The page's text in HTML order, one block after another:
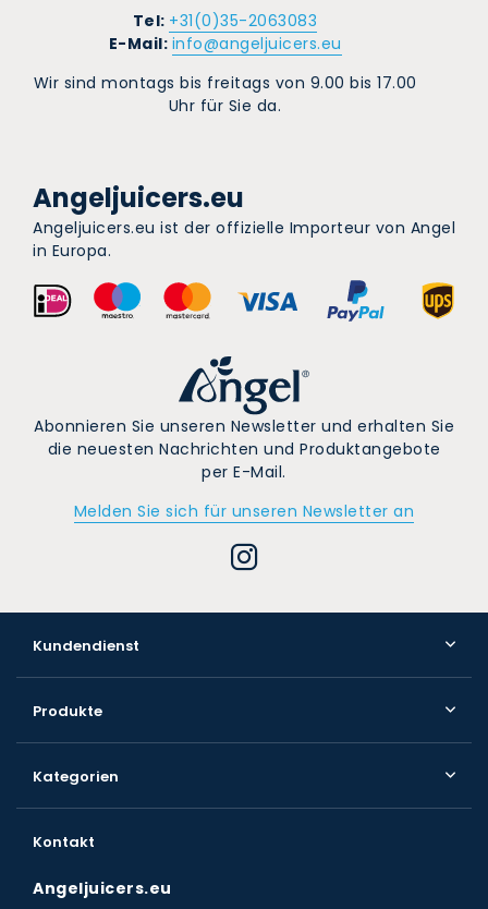
Tel: +31(0)35-2063083
E-Mail: info@angeljuicers.eu
Wir sind montags bis freitags von 9.00 bis 17.00
Uhr für Sie da.
Angeljuicers.eu
Angeljuicers.eu ist der offizielle Importeur von Angel
in Europa.
Abonnieren Sie unseren Newsletter und erhalten Sie
die neuesten Nachrichten und Produktangebote
per E-Mail.
Melden Sie sich für unseren Newsletter an
Kundendienst
Produkte
Kategorien
Kontakt
Angeljuicers.eu